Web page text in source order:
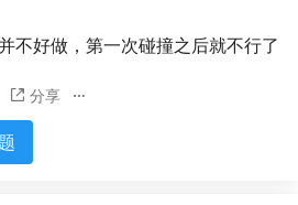
不好做，第一次碰撞之后就不行了
分享